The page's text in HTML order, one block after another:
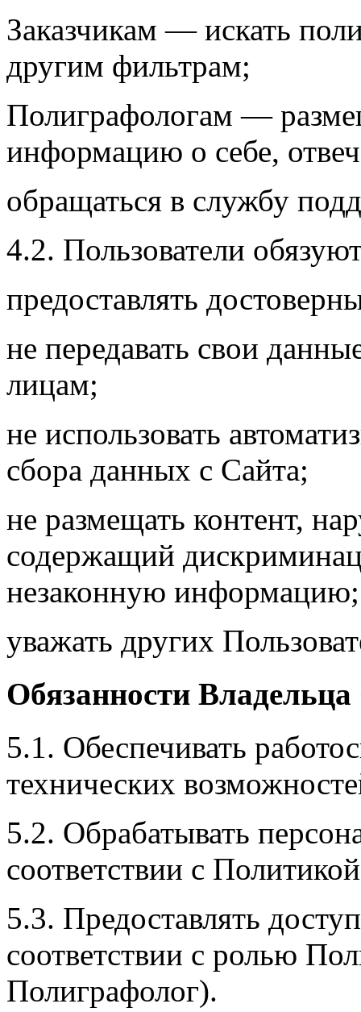
Заказчикам — искать
другим фильтрам;
Полиграфологам —
информацию о себе,
обращаться в службу
4.2. Пользователи
предоставлять
не передавать свои
лицам;
не использовать
сбора данных с Сайта;
не размещать контент,
содержащий
незаконную информацию;
уважать других
Обязанности
5.1. Обеспечивать
технических
5.2. Обрабатывать
соответствии с
5.3. Предоставлять
соответствии с ролью
Полиграфолог).